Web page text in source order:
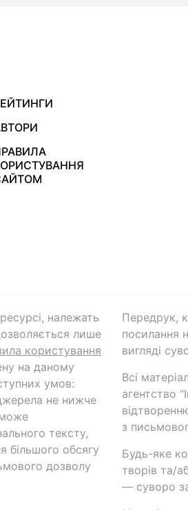
належать
лише
користування
на даному
умов:
не нижче
тексту,
більшого обсягу
дозволу
Передрук,
посилання
вигляді
Всі
агентство
з
Будь-яке
творів та/
— суворо